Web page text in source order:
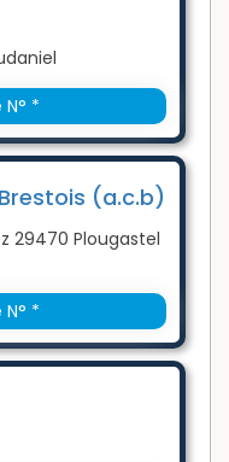
*
(a.c.b)
29470 Plougastel
*